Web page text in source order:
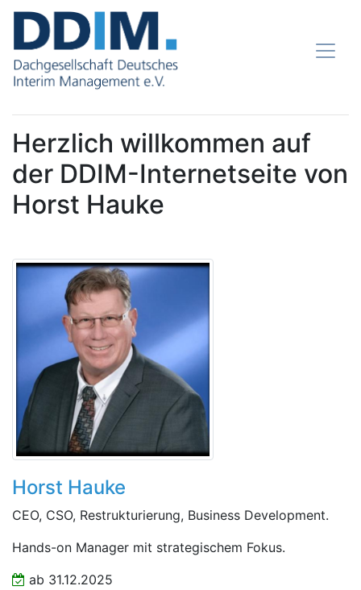
Herzlich willkommen auf
der DDIM-Internetseite von
Horst Hauke
Horst Hauke
CEO, CSO, Restrukturierung, Business Development.
Hands-on Manager mit strategischem Fokus.
ab 31.12.2025